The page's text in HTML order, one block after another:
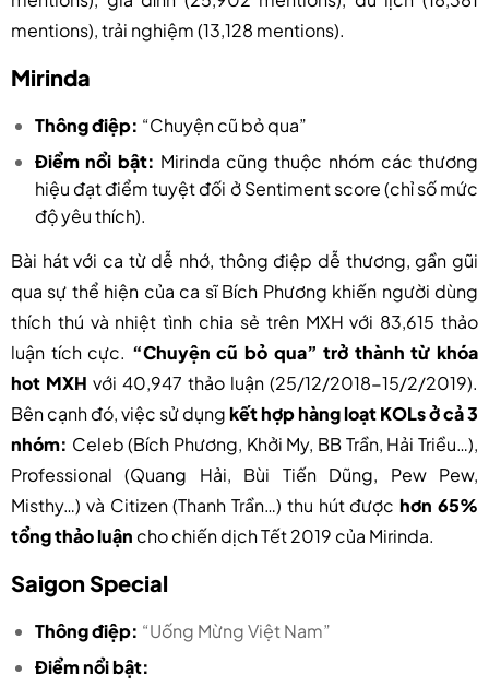
mentions), trải nghiệm (13,128 mentions).
Mirinda
Thông điệp: “Chuyện cũ bỏ qua”
Điểm nổi bật: Mirinda cũng thuộc nhóm các thương
hiệu đạt điểm tuyệt đối ở Sentiment score (chỉ số mức
độ yêu thích).
Bài hát với ca từ dễ nhớ, thông điệp dễ thương, gần gũi
qua sự thể hiện của ca sĩ Bích Phương khiến người dùng
thích thú và nhiệt tình chia sẻ trên MXH với 83,615 thảo
luận tích cực. “Chuyện cũ bỏ qua” trở thành từ khóa
hot MXH với 40,947 thảo luận (25/12/2018-15/2/2019).
Bên cạnh đó, việc sử dụngkết hợp hàng loạt KOLs ở cả 3
nhóm: Celeb (Bích Phương, Khởi My, BB Trần, Hải Triều…),
Professional (Quang Hải, Bùi Tiến Dũng, Pew Pew,
Misthy…) và Citizen (Thanh Trần…) thu hút đượchơn 65%
tổng thảo luận cho chiến dịch Tết 2019 của Mirinda.
Saigon Special
Thông điệp: “Uống Mừng Việt Nam”
Điểm nổi bật: